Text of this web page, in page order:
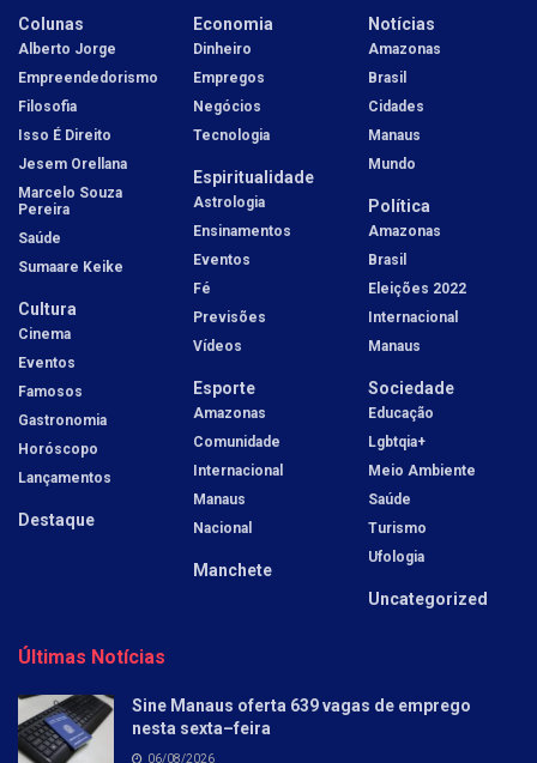
Colunas
Alberto Jorge
Empreendedorismo
Filosofia
Isso É Direito
Jesem Orellana
Marcelo Souza
Pereira
Saúde
Sumaare Keike
Cultura
Cinema
Eventos
Famosos
Gastronomia
Horóscopo
Lançamentos
Destaque
Economia
Dinheiro
Empregos
Negócios
Tecnologia
Espiritualidade
Astrologia
Ensinamentos
Eventos
Fé
Previsões
Vídeos
Esporte
Amazonas
Comunidade
Internacional
Manaus
Nacional
Manchete
Notícias
Amazonas
Brasil
Cidades
Manaus
Mundo
Política
Amazonas
Brasil
Eleições 2022
Internacional
Manaus
Sociedade
Educação
Lgbtqia+
Meio Ambiente
Saúde
Turismo
Ufologia
Uncategorized
Últimas Notícias
Sine Manaus oferta 639 vagas de emprego
nesta sexta–feira
06/08/2026